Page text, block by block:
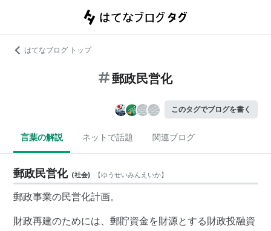
はてなブログ トップ
郵政民営化
このタグでブログを書く
言葉の解説 ネットで話題 関連ブログ
郵政民営化 (社会) 【ゆうせいみんえいか】
郵政事業の民営化計画。
財政再建のためには、郵貯資金を財源とする財政投融資